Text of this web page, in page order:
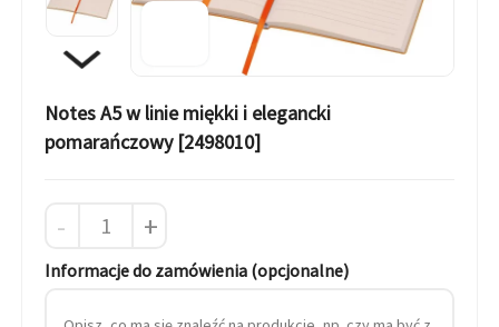
Notes A5 w linie miękki i elegancki
pomarańczowy [2498010]
- +
Informacje do zamówienia (opcjonalne)